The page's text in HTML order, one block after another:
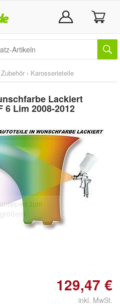
› Karosserieteile
Lackiert
6 Lim 2008-2012
zum
129,47 €
inkl. MwSt.